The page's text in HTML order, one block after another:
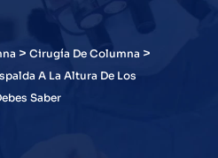
> Cirugía De Columna >
A La Altura De Los
Saber